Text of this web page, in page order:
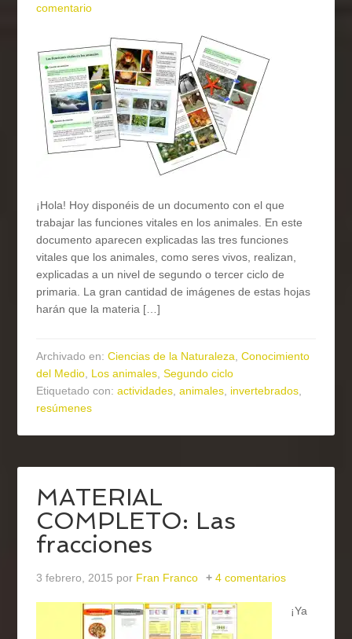
comentario
¡Hola! Hoy disponéis de un documento con el que
trabajar las funciones vitales en los animales. En este
documento aparecen explicadas las tres funciones
vitales que los animales, como seres vivos, realizan,
explicadas a un nivel de segundo o tercer ciclo de
primaria. La gran cantidad de imágenes de estas hojas
harán que la materia […]
Archivado en:Ciencias de la Naturaleza ,Conocimiento
del Medio Los animales ,Segundo ciclo
Etiquetado con:actividades ,animales invertebrados
resúmenes
MATERIAL
COMPLETO: Las
fracciones
3 febrero, 2015 por Fran Franco 4 comentarios
¡Ya